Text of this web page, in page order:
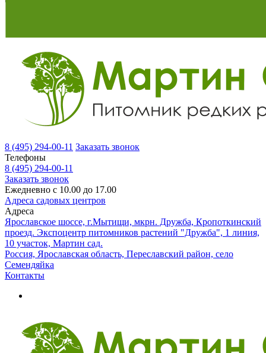
8 (495) 294-00-11 Заказать звонок
Телефоны
8 (495) 294-00-11
Заказать звонок
Ежедневно с 10.00 до 17.00
Адреса садовых центров
Адреса
Ярославское шоссе, г.Мытищи, мкрн. Дружба, Кропоткинский
проезд. Экспоцентр питомников растений "Дружба", 1 линия,
10 участок, Мартин сад.
Россия, Ярославская область, Переславский район, село
Семендяйка
Контакты